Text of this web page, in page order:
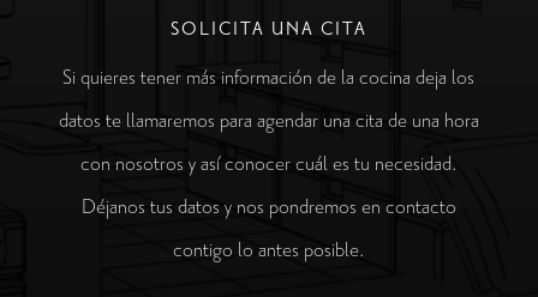
SOLICITA UNA CITA
Si quieres tener más información de la cocina deja los
datos te llamaremos para agendar una cita de una hora
con nosotros y así conocer cuál es tu necesidad.
Déjanos tus datos y nos pondremos en contacto
contigo lo antes posible.